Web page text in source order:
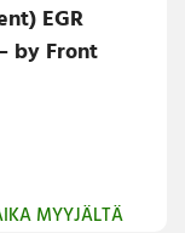
EGR
by Front
MYYJÄLTÄ